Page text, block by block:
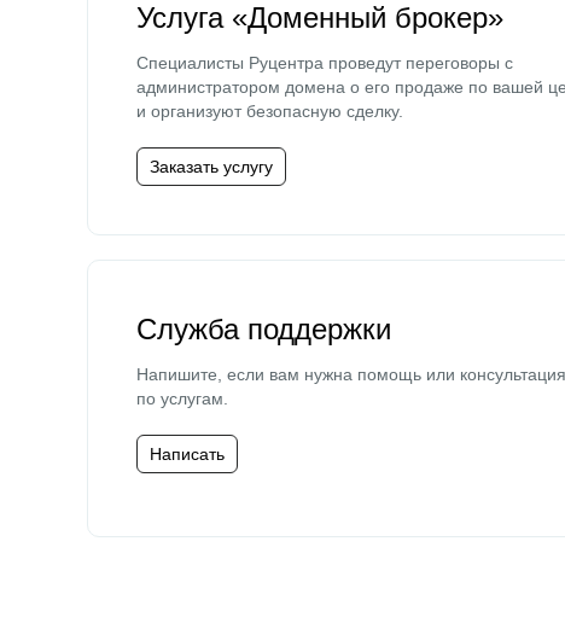
Услуга «Доменный брокер»
Специалисты Руцентра проведут переговоры с
администратором домена о его продаже по вашей
и организуют безопасную сделку.
Заказать услугу
Служба поддержки
Напишите, если вам нужна помощь или консультация
по услугам.
Написать